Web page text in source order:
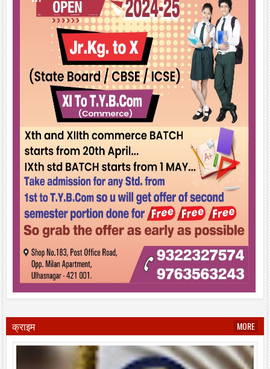
क्राइम MORE